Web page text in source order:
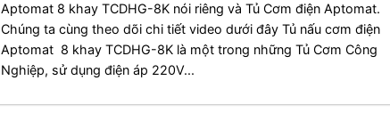
Aptomat 8 khay TCDHG-8K nói riêng và Tủ Cơm điện Aptomat.
Chúng ta cùng theo dõi chi tiết video dưới đây Tủ nấu cơm điện
Aptomat 8 khay TCDHG-8K là một trong những Tủ Cơm Công
Nghiệp, sử dụng điện áp 220V...